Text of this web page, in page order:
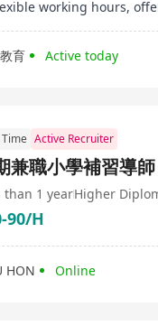
育 Active today
Active Recruiter
兼職小學補習導師
than 1 year
90/H
HON Online